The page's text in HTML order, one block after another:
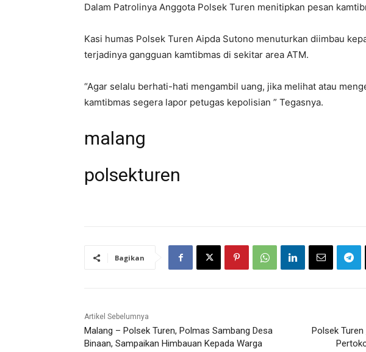
Dalam Patrolinya Anggota Polsek Turen menitipkan pesan
Kasi humas Polsek Turen Aipda Sutono menuturkan diimbau
terjadinya gangguan kamtibmas di sekitar area ATM.
“Agar selalu berhati-hati mengambil uang, jika melihat atau
kamtibmas segera lapor petugas kepolisian ” Tegasnya.
malang
polsekturen
Bagikan
Artikel Sebelumnya
Malang – Polsek Turen, Polmas Sambang Desa
Binaan, Sampaikan Himbauan Kepada Warga
Polsek Turen